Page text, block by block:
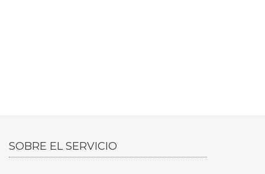
SOBRE EL SERVICIO